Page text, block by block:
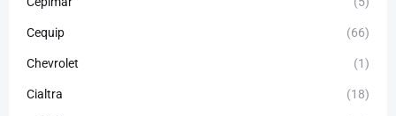
Cequip (66)
Chevrolet (1)
Cialtra (18)